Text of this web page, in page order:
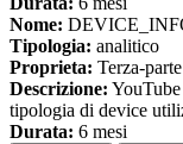
Nome:
Tipologia: analitico
Proprieta: Terza-parte
Descrizione:
tipologia di device
Durata: 6 mesi